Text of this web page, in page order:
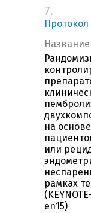
7.
Протокол
на
или
рамках
en15)